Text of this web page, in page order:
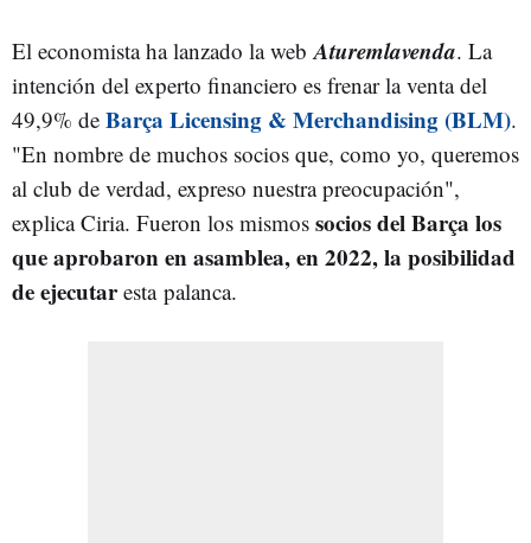
El economista ha lanzado la webAturemlavenda. La
intención del experto financiero es frenar la venta del
49,9% de Barça Licensing & Merchandising (BLM).
"En nombre de muchos socios que, como yo, queremos
al club de verdad, expreso nuestra preocupación",
explica Ciria. Fueron los mismos socios del Barça los
que aprobaron en asamblea, en 2022, la posibilidad
de ejecutaresta palanca.